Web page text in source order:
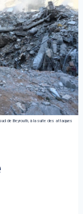
de Beyrouth, à la suite des attaques